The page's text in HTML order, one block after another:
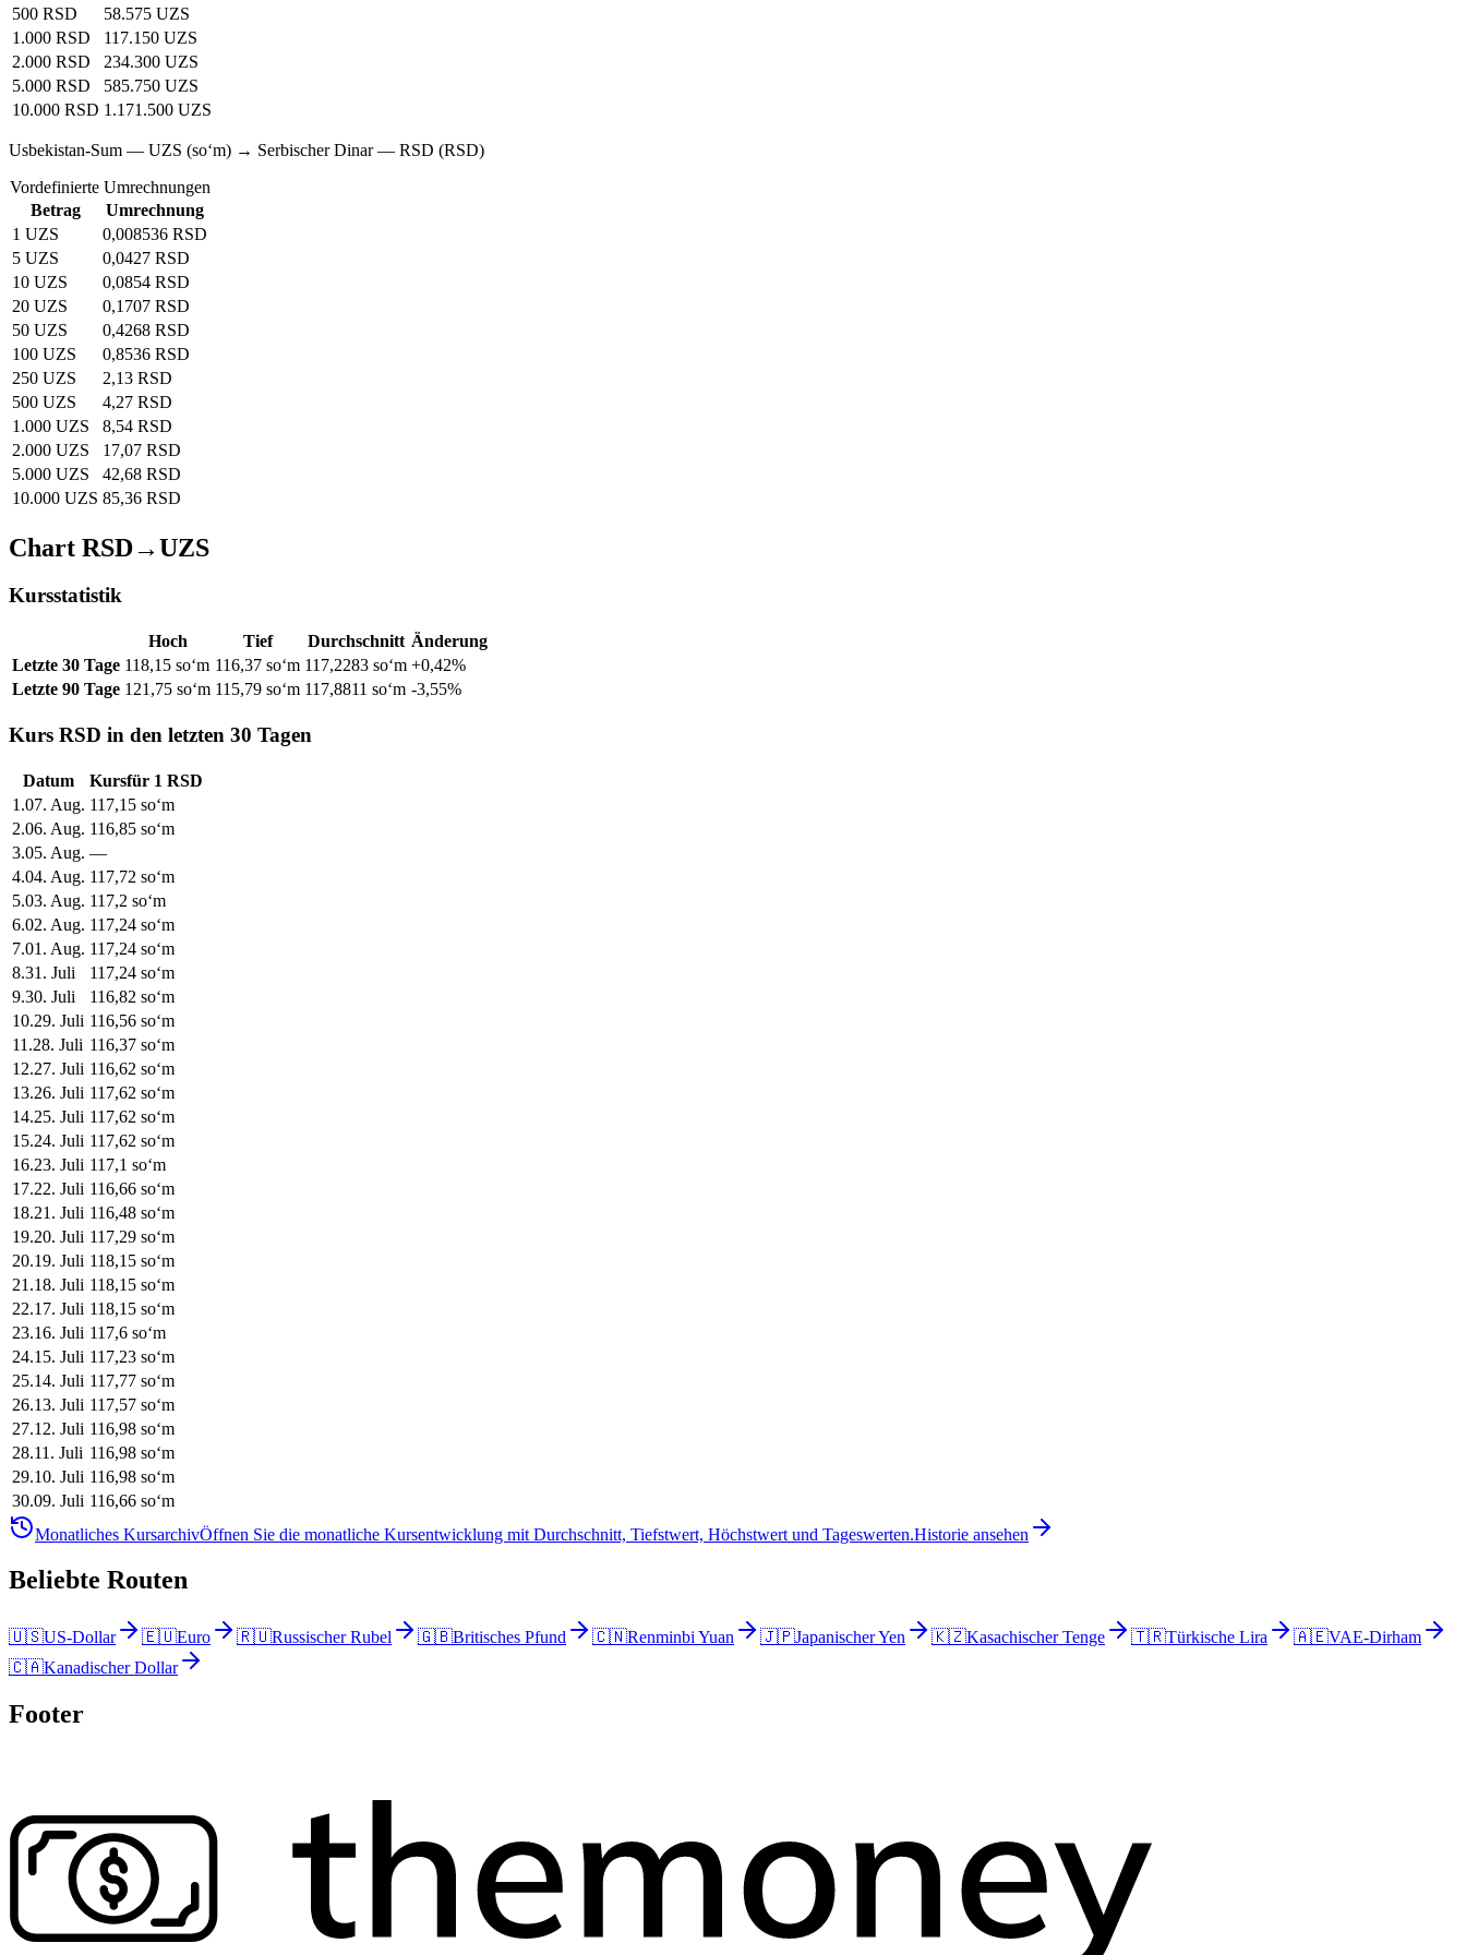
500 RSD
58.575 UZS
1.000 RSD
117.150 UZS
2.000 RSD
234.300 UZS
5.000 RSD
585.750 UZS
10.000 RSD 1.171.500 UZS
Usbekistan-Sum — UZS (soʻm) → Serbischer Dinar — RSD (RSD)
Vordefinierte Umrechnungen
Betrag
Umrechnung
1 UZS
0,008536 RSD
5 UZS
0,0427 RSD
10 UZS
0,0854 RSD
20 UZS
0,1707 RSD
50 UZS
0,4268 RSD
100 UZS
0,8536 RSD
250 UZS
2,13 RSD
500 UZS
4,27 RSD
1.000 UZS
8,54 RSD
2.000 UZS
17,07 RSD
5.000 UZS
42,68 RSD
10.000 UZS 85,36 RSD
Chart RSD→UZS
Kursstatistik
Hoch Tief Durchschnitt Änderung
Letzte 30 Tage 118,15 soʻm 116,37 soʻm 117,2283 soʻm +0,42%
Letzte 90 Tage 121,75 soʻm 115,79 soʻm 117,8811 soʻm -3,55%
Kurs RSD in den letzten 30 Tagen
Datum Kursfür 1 RSD
1 .07. Aug. 117,15 soʻm
2.06. Aug. 116,85 soʻm
3.05. Aug. —
4.04. Aug. 117,72 soʻm
5.03. Aug. 117,2 soʻm
6.02. Aug. 117,24 soʻm
7.01. Aug. 117,24 soʻm
8.31. Juli 117,24 soʻm
9.30. Juli 116,82 soʻm
10.29. Juli 116,56 soʻm
11 .28. Juli 116,37 soʻm
12.27. Juli 116,62 soʻm
13.26. Juli 117,62 soʻm
14.25. Juli 117,62 soʻm
15.24. Juli 117,62 soʻm
16.23. Juli 117,1 soʻm
17.22. Juli 116,66 soʻm
18.21. Juli 116,48 soʻm
19.20. Juli 117,29 soʻm
20.19. Juli 118,15 soʻm
21 .18. Juli 118,15 soʻm
22.17. Juli 118,15 soʻm
23.16. Juli 117,6 soʻm
24.15. Juli 117,23 soʻm
25.14. Juli 117,77 soʻm
26.13. Juli 117,57 soʻm
27.12. Juli 116,98 soʻm
28.11. Juli 116,98 soʻm
29.10. Juli 116,98 soʻm
30.09. Juli 116,66 soʻm
Monatliches KursarchivÖffnen Sie die monatliche Kursentwicklung mit Durchschnitt, Tiefstwert, Höchstwert und Tageswerten.Historie ansehen
Beliebte Routen
🇺🇸US-Dollar 🇪🇺Euro 🇷🇺Russischer Rubel 🇬🇧Britisches Pfund 🇨🇳Renminbi Yuan 🇯🇵Japanischer Yen 🇰🇿Kasachischer Tenge 🇹🇷Türkische Lira 🇦🇪VAE-Dirham
🇨🇦Kanadischer Dollar
Footer